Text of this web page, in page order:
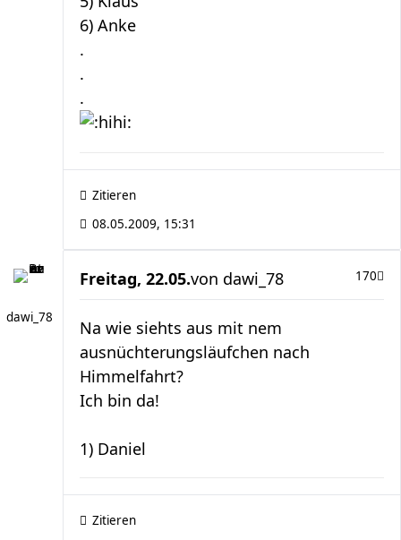
6) Anke
.
.
.
Zitieren
08.05.2009, 15:31
dawi_78
Freitag, 22.05. 170
von dawi_78
Na wie siehts aus mit nem
ausnüchterungsläufchen nach
Himmelfahrt?
Ich bin da!
1) Daniel
Zitieren